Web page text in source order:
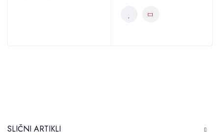
SLIČNI ARTIKLI